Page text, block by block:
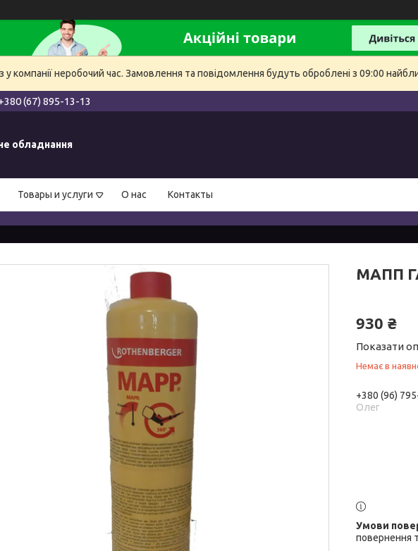
у компанії неробочий час. Замовлення та повідомлення будуть оброблені з 09:00
(67) 895-13-13
обладнання
Товары и услуги О нас Контакты
МАПП
930 ₴
Показати
Немає в
+380 (96)
Олег
повернення